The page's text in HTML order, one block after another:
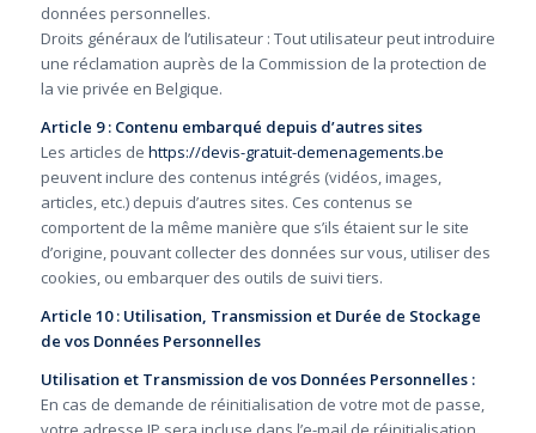
données personnelles.
Droits généraux de l’utilisateur : Tout utilisateur peut introduire
une réclamation auprès de la Commission de la protection de
la vie privée en Belgique.
Article 9 : Contenu embarqué depuis d’autres sites
Les articles de https://devis-gratuit-demenagements.be
peuvent inclure des contenus intégrés (vidéos, images,
articles, etc.) depuis d’autres sites. Ces contenus se
comportent de la même manière que s’ils étaient sur le site
d’origine, pouvant collecter des données sur vous, utiliser des
cookies, ou embarquer des outils de suivi tiers.
Article 10 : Utilisation, Transmission et Durée de Stockage
de vos Données Personnelles
Utilisation et Transmission de vos Données Personnelles :
En cas de demande de réinitialisation de votre mot de passe,